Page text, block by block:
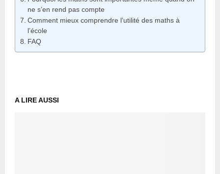
ne s’en rend pas compte
Comment mieux comprendre l’utilité des maths à
l’école
FAQ
A LIRE AUSSI